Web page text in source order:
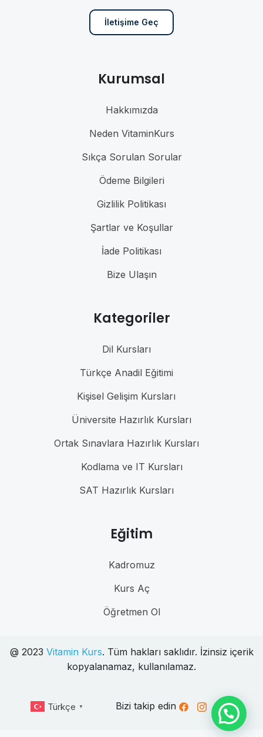
İletişime Geç
Kurumsal
Hakkımızda
Neden VitaminKurs
Sıkça Sorulan Sorular
Ödeme Bilgileri
Gizlilik Politikası
Şartlar ve Koşullar
İade Politikası
Bize Ulaşın
Kategoriler
Dil Kursları
Türkçe Anadil Eğitimi
Kişisel Gelişim Kursları
Üniversite Hazırlık Kursları
Ortak Sınavlara Hazırlık Kursları
Kodlama ve IT Kursları
SAT Hazırlık Kursları
Eğitim
Kadromuz
Kurs Aç
Öğretmen Ol
@ 2023 Vitamin Kurs. Tüm hakları saklıdır. İzinsiz içerik
kopyalanamaz, kullanılamaz.
Türkçe ▼ Bizi takip edin